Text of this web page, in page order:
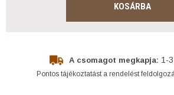
KOSÁRBA
A csomagot megkapja: 1-
Pontos tájékoztatást a rendelést